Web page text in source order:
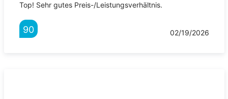
Top! Sehr gutes Preis-/Leistungsverhältnis.
90 02/19/2026